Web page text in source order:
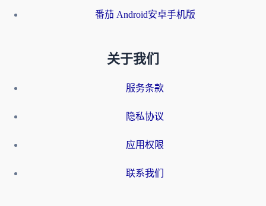
番茄 Android安卓手机版
关于我们
服务条款
隐私协议
应用权限
联系我们